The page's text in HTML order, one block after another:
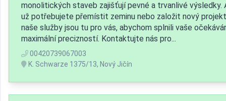
monolitických staveb zajišťují pevné a trvanlivé výsledky.
už potřebujete přemístit zeminu nebo založit nový
naše služby jsou tu pro vás, abychom splnili vaše
maximální precizností. Kontaktujte nás pro...
00420739067003
K. Schwarze 1375/13, Nový Jičín